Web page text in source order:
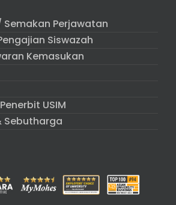
Semakan Perjawatan
Siswazah
Kemasukan
USIM
Sebutharga